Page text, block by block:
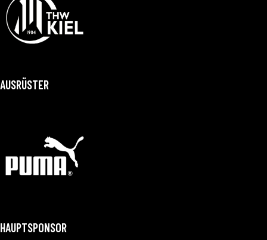
AUSRÜSTER
HAUPTSPONSOR